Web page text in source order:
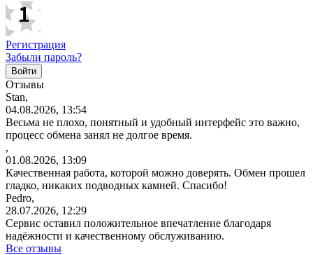
Регистрация
Забыли пароль?
Отзывы
Stan,
04.08.2026, 13:54
Весьма не плохо, понятный и удобный интерфейс это важно,
процесс обмена занял не долгое время.
,
01.08.2026, 13:09
Качественная работа, которой можно доверять. Обмен прошел
гладко, никаких подводных камней. Спасибо!
Pedro,
28.07.2026, 12:29
Сервис оставил положительное впечатление благодаря
надёжности и качественному обслуживанию.
Все отзывы